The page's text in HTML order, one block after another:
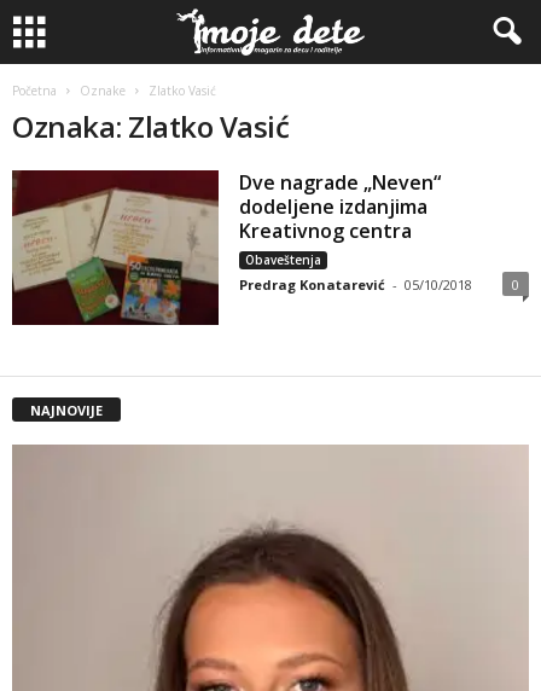
Početna Oznake Zlatko Vasić
Oznaka: Zlatko Vasić
Dve nagrade „Neven“
dodeljene izdanjima
Kreativnog centra
Obaveštenja
Predrag Konatarević - 05/10/2018 0
NAJNOVIJE